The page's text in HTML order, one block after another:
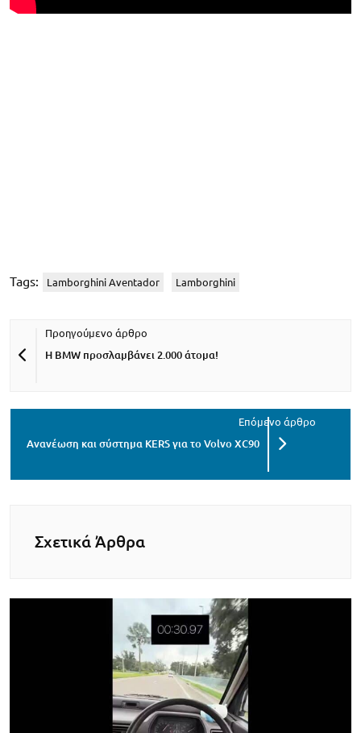
Tags: Lamborghini Aventador Lamborghini
Η BMW προσλαμβάνει 2.000 άτομα!
Ανανέωση και σύστημα KERS για το Volvo XC90
Σχετικά Άρθρα